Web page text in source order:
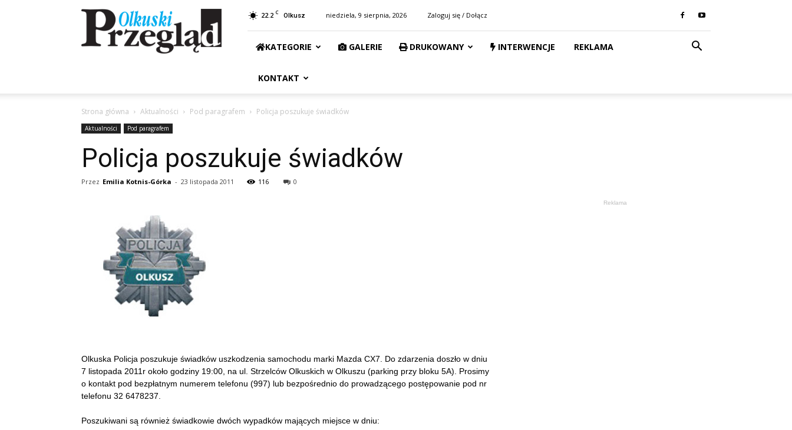
Przegląd
Olkuski
22.2 C Olkusz niedziela, 9 sierpnia, 2026 Zaloguj się / Dołącz
KATEGORIE GALERIE DRUKOWANY INTERWENCJE REKLAMA
KONTAKT
Strona główna Aktualności Pod paragrafem Policja poszukuje świadków
Aktualności Pod paragrafem
Policja poszukuje świadków
Przez Emilia Kotnis-Górka - 23 listopada 2011 116 0
Olkuska Policja poszukuje świadków uszkodzenia samochodu marki Mazda CX7. Do zdarzenia doszło w dniu
7 listopada 2011r około godziny 19:00, na ul. Strzelców Olkuskich w Olkuszu (parking przy bloku 5A). Prosimy
o kontakt pod bezpłatnym numerem telefonu (997) lub bezpośrednio do prowadzącego postępowanie pod nr
telefonu 32 6478237.
Poszukiwani są również świadkowie dwóch wypadków mających miejsce w dniu:
Reklama